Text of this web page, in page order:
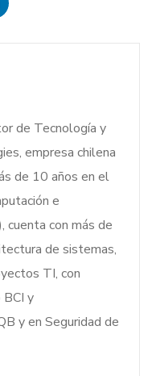
de Tecnología y
empresa chilena
de 10 años en el
e
cuenta con más de
de sistemas,
TI, con
y
y en Seguridad de